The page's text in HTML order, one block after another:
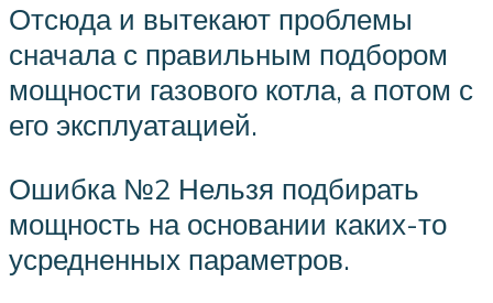
Отсюда и вытекают проблемы
сначала с правильным подбором
мощности газового котла, а потом с
его эксплуатацией.
Ошибка №2 Нельзя подбирать
мощность на основании каких-то
усредненных параметров.